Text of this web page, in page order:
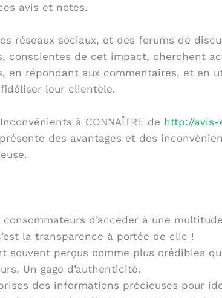
avis et notes.
réseaux sociaux, et des forums de
conscientes de cet impact, cherchent
en répondant aux commentaires, et en
leur clientèle.
à CONNAÎTRE de http://
des avantages et des
consommateurs d’accéder à une
la transparence à portée de clic !
souvent perçus comme plus crédibles
Un gage d’authenticité.
des informations précieuses pour